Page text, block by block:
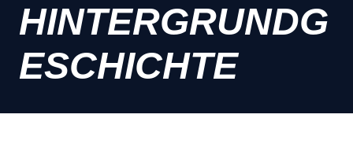
HINTERGRUNDG
ESCHICHTE